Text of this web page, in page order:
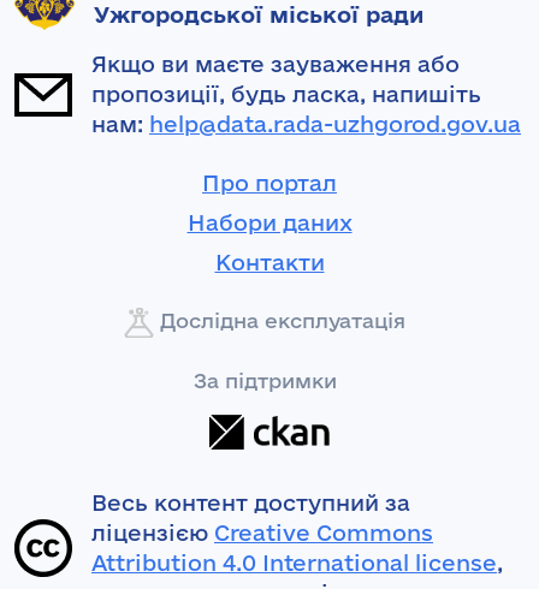
Ужгородської міської ради
Якщо ви маєте зауваження або
пропозиції, будь ласка, напишіть
нам: help@data.rada-uzhgorod.gov.ua
Про портал
Набори даних
Контакти
Дослідна експлуатація
За підтримки
Весь контент доступний за
ліцензією Creative Commons
Attribution 4.0 International license,